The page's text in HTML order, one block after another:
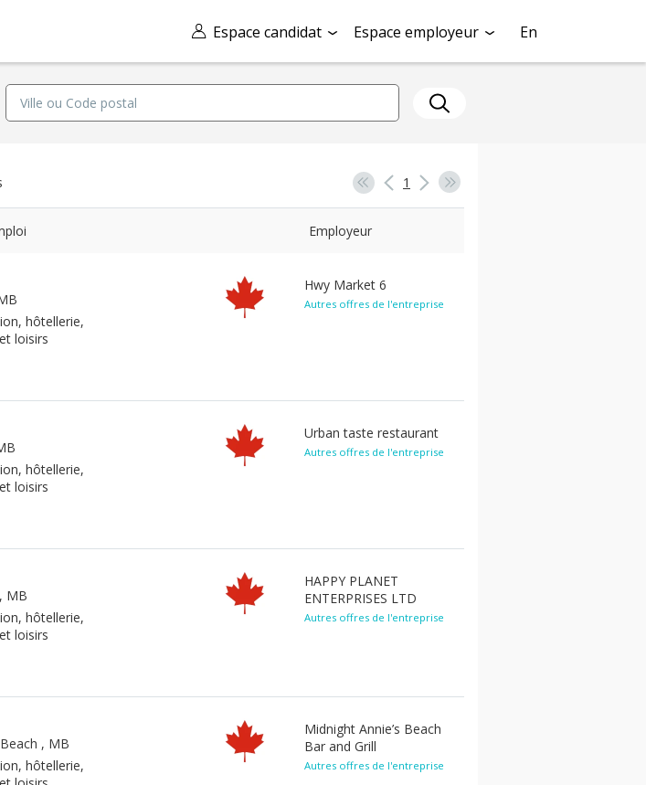
Espace candidat Espace employeur En
1
Employeur
hôtellerie,
loisirs
Hwy Market 6
Autres offres de l'entreprise
hôtellerie,
loisirs
Urban taste restaurant
Autres offres de l'entreprise
, MB
hôtellerie,
loisirs
HAPPY PLANET
ENTERPRISES LTD
Autres offres de l'entreprise
, MB
hôtellerie,
Midnight Annie’s Beach
Bar and Grill
Autres offres de l'entreprise